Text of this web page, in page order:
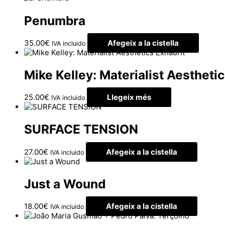
Penumbra
35.00€ IVA incluido
Afegeix a la cistella
Exhaurit
Mike Kelley: Materialist
25.00€ IVA incluido Llegeix més
SURFACE TENSION
27.00€ IVA incluido Afegeix a la cistella
Just a Wound
18.00€ IVA incluido Afegeix a la cistella